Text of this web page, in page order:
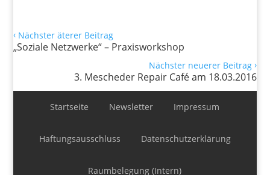
‹ Nächster äterer Beitrag
„Soziale Netzwerke“ – Praxisworkshop
Nächster neuerer Beitrag ›
3. Mescheder Repair Café am 18.03.2016
Startseite Newsletter Impressum
Haftungsausschluss Datenschutzerklärung
Raumbelegung (Intern)